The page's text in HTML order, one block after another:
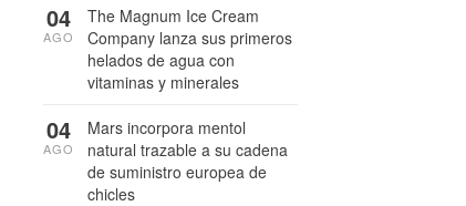
The Magnum Ice Cream
Company lanza sus primeros
helados de agua con
vitaminas y minerales
04
AGO
Mars incorpora mentol
natural trazable a su cadena
de suministro europea de
chicles
04
AGO